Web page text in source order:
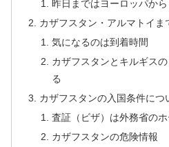
昨日まではヨーロッパか
カザフスタン・アルマトイま
気になるのは到着時間
カザフスタンとキルギス
る
カザフスタンの入国条件につ
査証（ビザ）は外務省の
カザフスタンの危険情報